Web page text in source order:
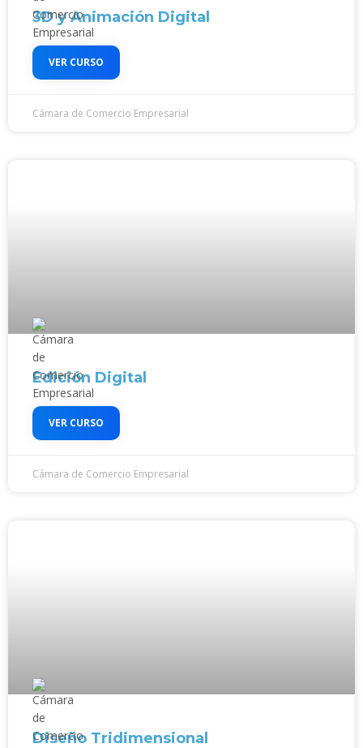
3D y Animación Digital
VER CURSO
Cámara de Comercio Empresarial
Edición Digital
VER CURSO
Cámara de Comercio Empresarial
Diseño Tridimensional